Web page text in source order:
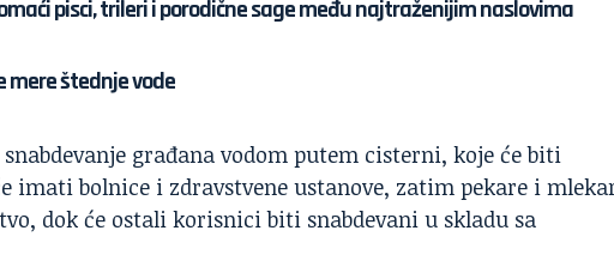
pisci, trileri i porodične sage među najtraženijim naslovima
mere štednje vode
građana vodom putem cisterni, koje će biti
imati bolnice i zdravstvene ustanove, zatim pekare i
dok će ostali korisnici biti snabdevani u skladu sa